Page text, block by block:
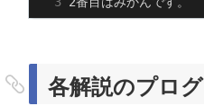
各解説のプロ